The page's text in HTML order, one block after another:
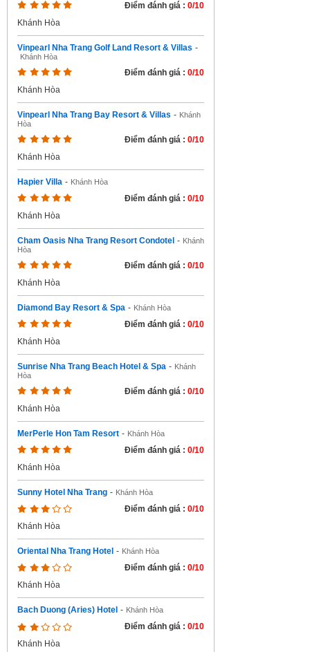
Điểm đánh giá : 0/10
Khánh Hòa
Vinpearl Nha Trang Golf Land Resort & Villas -
Khánh Hòa
Điểm đánh giá : 0/10
Khánh Hòa
Vinpearl Nha Trang Bay Resort & Villas - Khánh
Hòa
Điểm đánh giá : 0/10
Khánh Hòa
Hapier Villa - Khánh Hòa
Điểm đánh giá : 0/10
Khánh Hòa
Cham Oasis Nha Trang Resort Condotel - Khánh
Hòa
Điểm đánh giá : 0/10
Khánh Hòa
Diamond Bay Resort & Spa - Khánh Hòa
Điểm đánh giá : 0/10
Khánh Hòa
Sunrise Nha Trang Beach Hotel & Spa - Khánh
Hòa
Điểm đánh giá : 0/10
Khánh Hòa
MerPerle Hon Tam Resort - Khánh Hòa
Điểm đánh giá : 0/10
Khánh Hòa
Sunny Hotel Nha Trang - Khánh Hòa
Điểm đánh giá : 0/10
Khánh Hòa
Oriental Nha Trang Hotel - Khánh Hòa
Điểm đánh giá : 0/10
Khánh Hòa
Bach Duong (Aries) Hotel - Khánh Hòa
Điểm đánh giá : 0/10
Khánh Hòa